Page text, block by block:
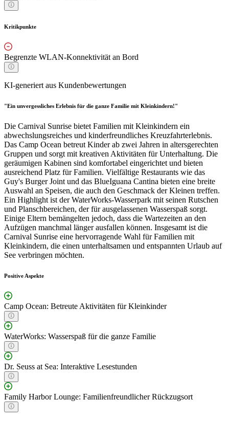
Kritikpunkte
Begrenzte WLAN-Konnektivität an Bord
KI-generiert aus Kundenbewertungen
"Ein unvergessliches Erlebnis für die ganze Familie mit Kleinkindern!"
Die Carnival Sunrise bietet Familien mit Kleinkindern ein
abwechslungsreiches und kinderfreundliches Kreuzfahrterlebnis.
Das Camp Ocean betreut Kinder ab zwei Jahren in altersgerechten
Gruppen und sorgt mit kreativen Aktivitäten für Unterhaltung. Die
geräumigen Kabinen sind komfortabel eingerichtet und bieten
ausreichend Platz für Familien. Vielfältige Restaurants wie das
Guy's Burger Joint und das BlueIguana Cantina bieten eine breite
Auswahl an Speisen, die auch den Geschmack der Kleinen treffen.
Ein Highlight ist der WaterWorks-Wasserpark mit seinen Rutschen
und Planschbereichen, der für ausgelassenen Wasserspaß sorgt.
Einige Eltern bemängelten jedoch, dass die Wartezeiten an den
Aufzügen manchmal länger ausfallen können. Insgesamt ist die
Carnival Sunrise eine hervorragende Wahl für Familien mit
Kleinkindern, die einen unterhaltsamen und entspannten Urlaub auf
See verbringen möchten.
Positive Aspekte
Camp Ocean: Betreute Aktivitäten für Kleinkinder
WaterWorks: Wasserspaß für die ganze Familie
Dr. Seuss at Sea: Interaktive Lesestunden
Family Harbor Lounge: Familienfreundlicher Rückzugsort